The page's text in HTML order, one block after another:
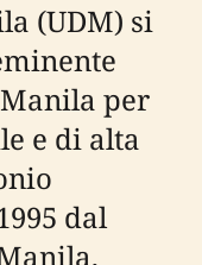
(UDM) si
per
e di alta
dal